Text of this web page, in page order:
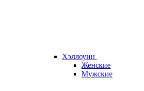
Хэллоуин
Женские
Мужские